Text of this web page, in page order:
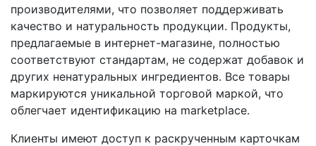
производителями, что позволяет поддерживать
качество и натуральность продукции. Продукты,
предлагаемые в интернет-магазине, полностью
соответствуют стандартам, не содержат добавок и
других ненатуральных ингредиентов. Все товары
маркируются уникальной торговой маркой, что
облегчает идентификацию на marketplace.
Клиенты имеют доступ к раскрученным карточкам